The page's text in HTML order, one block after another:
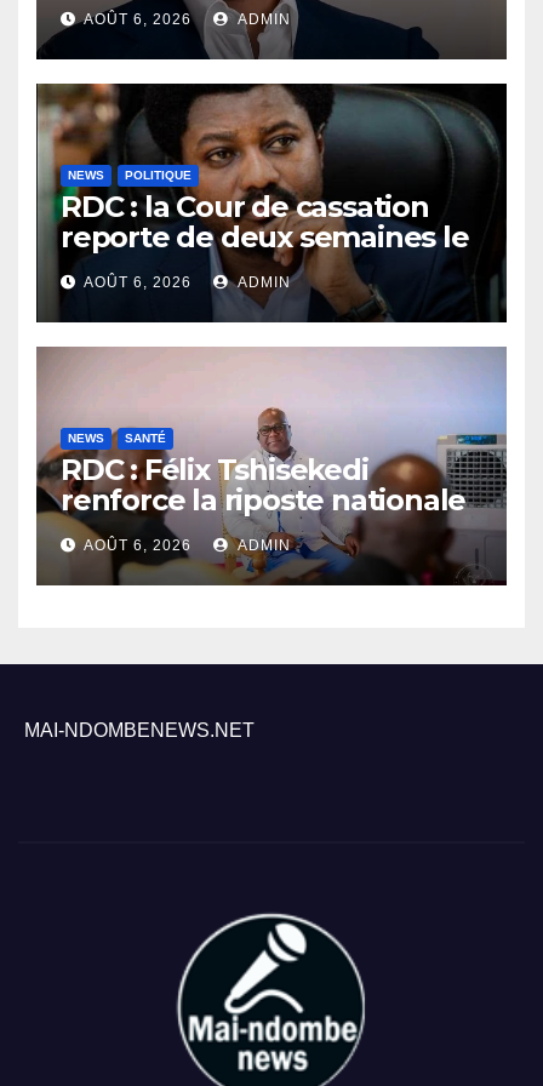
laisser la justice établir la
vérité
AOÛT 6, 2026 ADMIN
NEWS POLITIQUE
RDC : la Cour de cassation
reporte de deux semaines le
procès Frivao
AOÛT 6, 2026 ADMIN
NEWS SANTÉ
RDC : Félix Tshisekedi
renforce la riposte nationale
contre l’épidémie d’Ebola
AOÛT 6, 2026 ADMIN
MAI-NDOMBENEWS.NET